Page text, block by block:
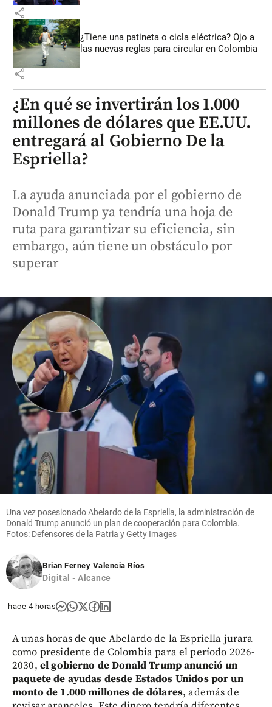
share
¿Tiene una patineta o cicla eléctrica? Ojo a
las nuevas reglas para circular en Colombia
share
¿En qué se invertirán los 1.000
millones de dólares que EE.UU.
entregará al Gobierno De la
Espriella?
La ayuda anunciada por el gobierno de
Donald Trump ya tendría una hoja de
ruta para garantizar su eficiencia, sin
embargo, aún tiene un obstáculo por
superar
Una vez posesionado Abelardo de la Espriella, la administración de
Donald Trump anunció un plan de cooperación para Colombia.
Fotos: Defensores de la Patria y Getty Images
Brian Ferney Valencia Ríos
Digital - Alcance
hace 4 horas
A unas horas de que Abelardo de la Espriella jurara
como presidente de Colombia para el período 2026-
2030, el gobierno de Donald Trump anunció un
paquete de ayudas desde Estados Unidos por un
monto de 1.000 millones de dólares, además de